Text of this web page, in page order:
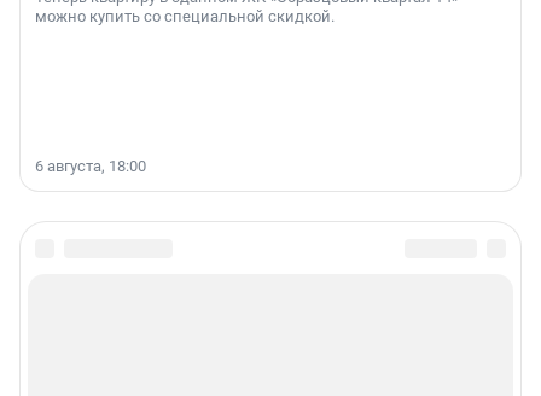
можно купить со специальной скидкой.
6 августа, 18:00